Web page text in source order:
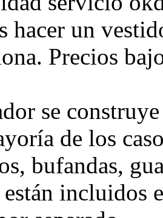
hacer un
Precios
se
de los
bufandas,
incluidos